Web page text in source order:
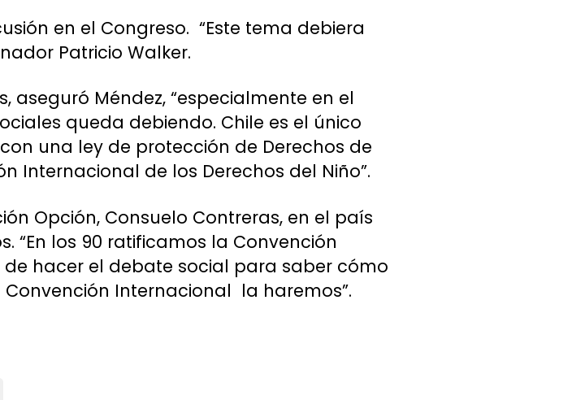
en el Congreso. “Este tema debiera
Patricio Walker.
aseguró Méndez, “especialmente en el
queda debiendo. Chile es el único
una ley de protección de Derechos de
Internacional de los Derechos del Niño”.
Opción, Consuelo Contreras, en el país
los 90 ratificamos la Convención
hacer el debate social para saber cómo
Internacional la haremos”.